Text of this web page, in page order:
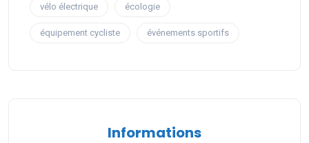
vélo électrique écologie
équipement cycliste événements sportifs
Informations